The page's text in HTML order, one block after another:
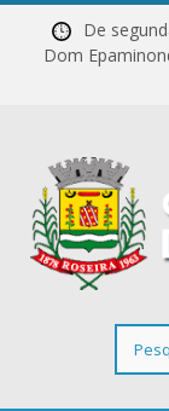
De
Dom
por: